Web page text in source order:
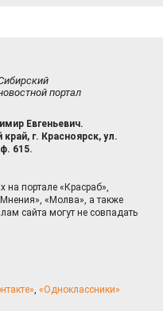
портал
Евгеньевич.
г. Красноярск, ул.
615.
на портале «Красраб»,
«Молва», а также
сайта могут не совпадать
, «Одноклассники»